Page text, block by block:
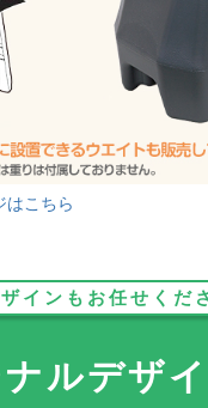
はこちら
インもお任せくだ
ルデザ